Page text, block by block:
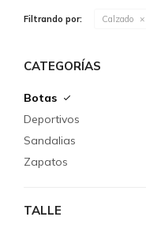
Filtrando por: Calzado
CATEGORÍAS
Botas
Deportivos
Sandalias
Zapatos
TALLE